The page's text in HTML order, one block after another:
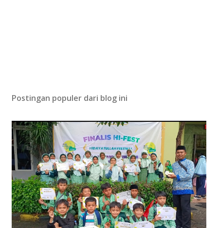
Postingan populer dari blog ini